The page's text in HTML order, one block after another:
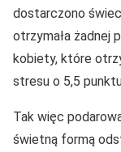
dostarczono
otrzymała żadnej
kobiety, które
stresu o 5,5
Tak więc
świetną formą